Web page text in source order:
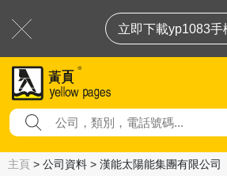
立即下載yp1083手
主頁 > 公司資料 > 漢能太陽能集團有限公司